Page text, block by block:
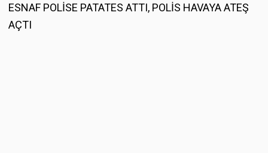
ESNAF POLİSE PATATES ATTI, POLİS HAVAYA ATEŞ
AÇTI